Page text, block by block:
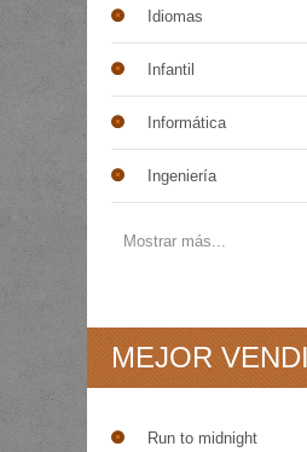
Idiomas
Infantil
Informática
Ingeniería
Mostrar más...
MEJOR
Run to midnight